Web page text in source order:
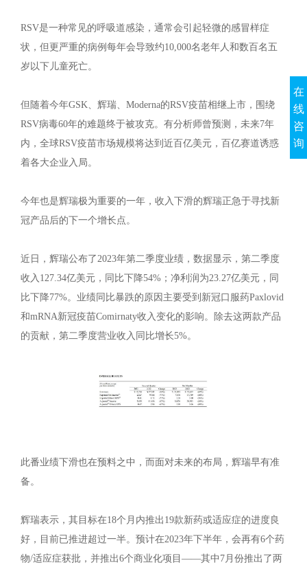
RSV是一种常见的呼吸道感染，通常会引起轻微的感冒样症
状，但更严重的病例每年会导致约10,000名老年人和数百名五
岁以下儿童死亡。
但随着今年GSK、辉瑞、Moderna的RSV疫苗相继上市，围绕
RSV病毒60年的难题终于被攻克。有分析师曾预测，未来7年
内，全球RSV疫苗市场规模将达到近百亿美元，百亿赛道诱惑
着各大企业入局。
今年也是辉瑞极为重要的一年，收入下滑的辉瑞正急于寻找新
冠产品后的下一个增长点。
近日，辉瑞公布了2023年第二季度业绩，数据显示，第二季度
收入127.34亿美元，同比下降54%；净利润为23.27亿美元，同
比下降77%。业绩同比暴跌的原因主要受到新冠口服药Paxlovid
和mRNA新冠疫苗Comirnaty收入变化的影响。除去这两款产品
的贡献，第二季度营业收入同比增长5%。
此番业绩下滑也在预料之中，而面对未来的布局，辉瑞早有准
备。
辉瑞表示，其目标在18个月内推出19款新药或适应症的进度良
好，目前已推进超过一半。预计在2023年下半年，会再有6个药
物/适应症获批，并推出6个商业化项目——其中7月份推出了两
在
线
咨
询